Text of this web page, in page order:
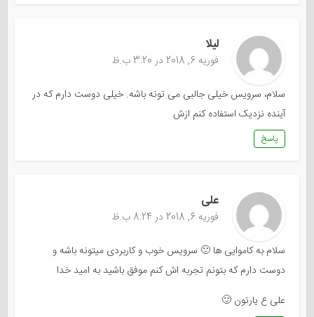
لیلا
فوریه 6, 2018 در 3:20 ب.ظ
سلام، سرویس خیلی جالبی می تونه باشه. خیلی دوست دارم که در
آینده نزدیک استفاده کنم ازش
پاسخ
علی
فوریه 6, 2018 در 8:24 ب.ظ
سلام به کاموایی ها 🙂 سرویس خوب و کاربردی میتونه باشه و
دوست دارم که بتونم تجربه اش کنم موفق باشید به امید خدا
علی ع یارتون 🙂